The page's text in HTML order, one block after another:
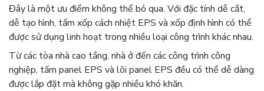
Đây là một ưu điểm không thể bỏ qua. Với đặc tính dễ cắt,
dễ tạo hình, tấm xốp cách nhiệt EPS và xốp định hình có thể
được sử dụng linh hoạt trong nhiều loại công trình khác nhau.
Từ các tòa nhà cao tầng, nhà ở đến các công trình công
nghiệp, tấm panel EPS và lõi panel EPS đều có thể dễ dàng
được lắp đặt mà không gặp nhiều khó khăn.